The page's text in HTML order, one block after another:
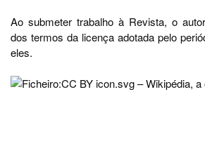
Ao submeter trabalho à Revista, o
dos termos da licença adotada pelo
eles.